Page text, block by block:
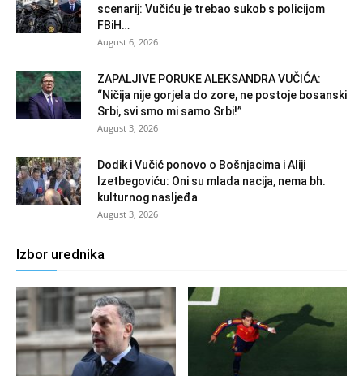
scenarij: Vučiću je trebao sukob s policijom
FBiH…
August 6, 2026
ZAPALJIVE PORUKE ALEKSANDRA VUČIĆA:
“Ničija nije gorjela do zore, ne postoje bosanski
Srbi, svi smo mi samo Srbi!”
August 3, 2026
Dodik i Vučić ponovo o Bošnjacima i Aliji
Izetbegoviću: Oni su mlada nacija, nema bh.
kulturnog nasljeđa
August 3, 2026
Izbor urednika